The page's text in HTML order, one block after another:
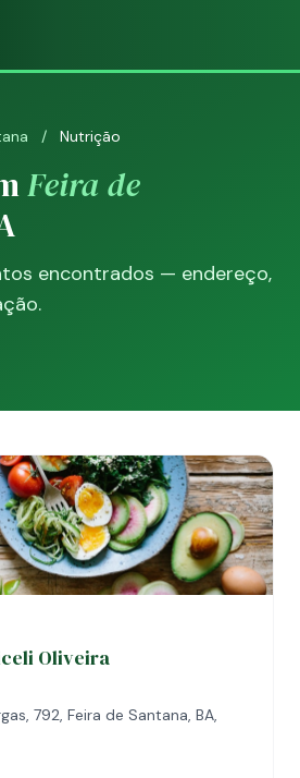
/ Nutrição
Feira de
encontrados — endereço,
Oliveira
792, Feira de Santana, BA,